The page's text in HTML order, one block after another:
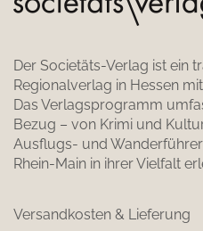
Der Societäts-Verlag ist ein
Regionalverlag in Hessen
Das Verlagsprogramm
Bezug – von Krimi und
Ausflugs- und
Rhein-Main in ihrer Vielfalt
Versandkosten & Lieferung